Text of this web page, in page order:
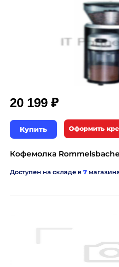
20 199 ₽
Купить Оформить
Кофемолка
Доступен на складе в 7